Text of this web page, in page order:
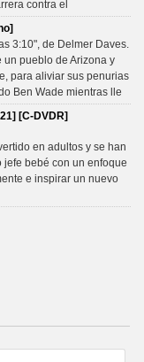
contra el
3:10", de Delmer Daves.
un pueblo de Arizona y
para aliviar sus penurias
Ben Wade mientras lle
[C-DVDR]
en adultos y se han
bebé con un enfoque
e inspirar un nuevo